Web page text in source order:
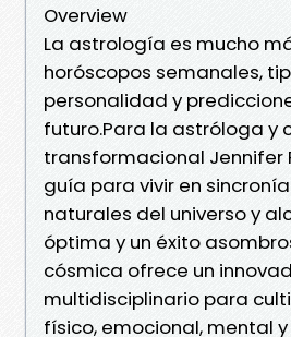
Overview
La astrología es mucho
horóscopos semanales,
personalidad y
futuro.Para la astróloga y
transformacional Jennifer
guía para vivir en
naturales del universo y
óptima y un éxito
cósmica ofrece un
multidisciplinario para
físico, emocional, mental y